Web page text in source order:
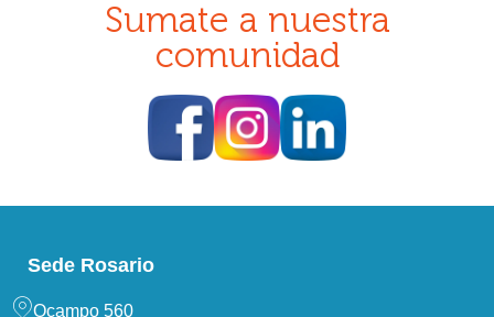
Sumate a nuestra
comunidad
Sede Rosario
Ocampo 560